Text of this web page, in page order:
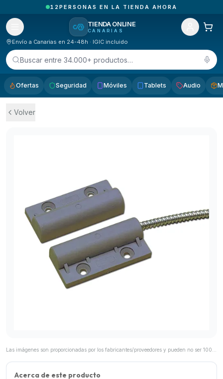
PEDIDOS RECIBIDOS HOY EN CANARIAS
TIENDA ONLINE
CANARIAS
Envío a Canarias en 24-48h · IGIC incluido
Buscar entre 34.000+ productos…
Ofertas Seguridad Móviles Tablets Audio
Volver
Acerca de este producto